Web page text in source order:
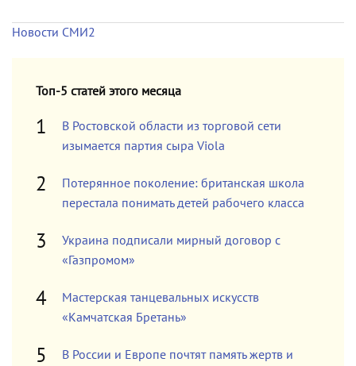
Новости СМИ2
Топ-5 статей этого месяца
В Ростовской области из торговой сети
изымается партия сыра Viola
Потерянное поколение: британская школа
перестала понимать детей рабочего класса
Украина подписали мирный договор с
«Газпромом»
Мастерская танцевальных искусств
«Камчатская Бретань»
В России и Европе почтят память жертв и